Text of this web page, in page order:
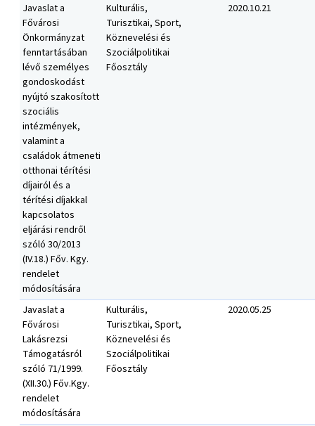
Javaslat a
Fővárosi
Önkormányzat
fenntartásában
lévő személyes
gondoskodást
nyújtó szakosított
szociális
intézmények,
valamint a
családok átmeneti
otthonai térítési
díjairól és a
térítési díjakkal
kapcsolatos
eljárási rendről
szóló 30/2013
(IV.18.) Főv. Kgy.
rendelet
módosítására
Kulturális,
Turisztikai, Sport,
Köznevelési és
Szociálpolitikai
Főosztály
2020.10.21
Javaslat a
Fővárosi
Lakásrezsi
Támogatásról
szóló 71/1999.
(XII.30.) Főv.Kgy.
rendelet
módosítására
Kulturális,
Turisztikai, Sport,
Köznevelési és
Szociálpolitikai
Főosztály
2020.05.25